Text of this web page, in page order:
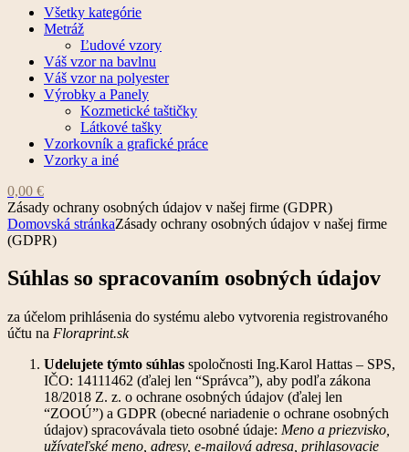
Všetky kategórie
Metráž
Ľudové vzory
Váš vzor na bavlnu
Váš vzor na polyester
Výrobky a Panely
Kozmetické taštičky
Látkové tašky
Vzorkovník a grafické práce
Vzorky a iné
0,00 €
Zásady ochrany osobných údajov v našej firme (GDPR)
Domovská stránkaZásady ochrany osobných údajov v našej firme
(GDPR)
Súhlas so spracovaním osobných údajov
za účelom prihlásenia do systému alebo vytvorenia registrovaného
účtu na Floraprint.sk
Udelujete týmto súhlas spoločnosti Ing.Karol Hattas – SPS,
IČO: 14111462 (ďalej len “Správca”), aby podľa zákona
18/2018 Z. z. o ochrane osobných údajov (ďalej len
“ZOOÚ”) a GDPR (obecné nariadenie o ochrane osobných
údajov) spracovávala tieto osobné údaje: Meno a priezvisko,
užívateľské meno, adresy, e-mailová adresa, prihlasovacie